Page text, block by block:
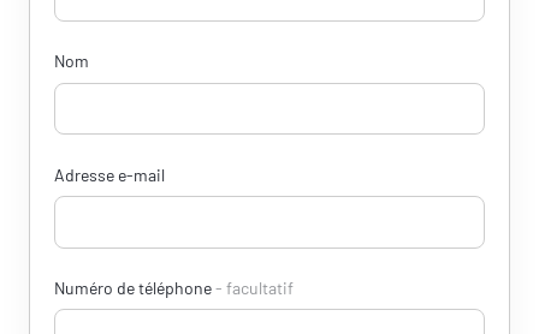
Nom
Adresse e-mail
Numéro de téléphone facultatif